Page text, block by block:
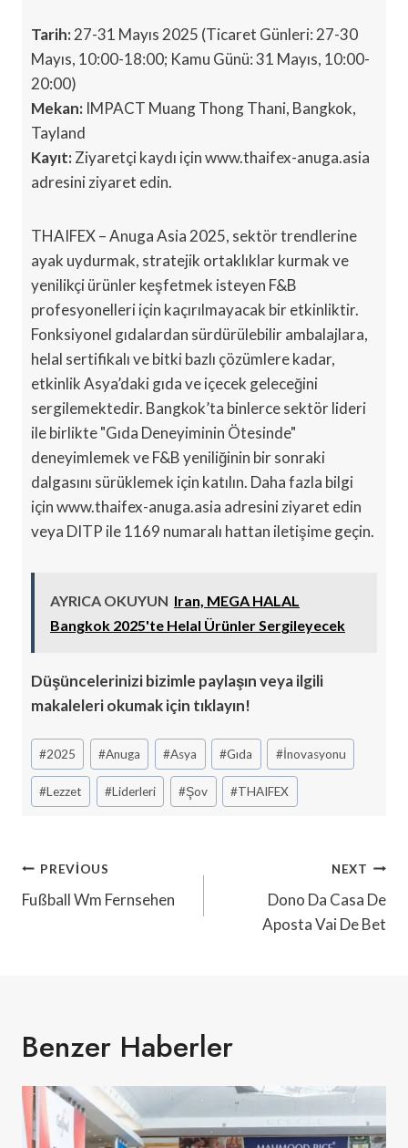
Tarih:27-31 Mayıs 2025 (Ticaret Günleri: 27-30
Mayıs, 10:00-18:00; Kamu Günü: 31 Mayıs, 10:00-
20:00)
Mekan: IMPACT Muang Thong Thani, Bangkok,
Tayland
Kayıt:Ziyaretçi kaydı için www.thaifex-anuga.asia
adresini ziyaret edin.
THAIFEX – Anuga Asia 2025, sektör trendlerine
ayak uydurmak, stratejik ortaklıklar kurmak ve
yenilikçi ürünler keşfetmek isteyen F&B
profesyonelleri için kaçırılmayacak bir etkinliktir.
Fonksiyonel gıdalardan sürdürülebilir ambalajlara,
helal sertifikalı ve bitki bazlı çözümlere kadar,
etkinlik Asya’daki gıda ve içecek geleceğini
sergilemektedir. Bangkok’ta binlerce sektör lideri
ile birlikte "Gıda Deneyiminin Ötesinde"
deneyimlemek ve F&B yeniliğinin bir sonraki
dalgasını sürüklemek için katılın. Daha fazla bilgi
için www.thaifex-anuga.asia adresini ziyaret edin
veya DITP ile 1169 numaralı hattan iletişime geçin.
AYRICA OKUYUN Iran, MEGA HALAL
Bangkok 2025'te Helal Ürünler Sergileyecek
Düşüncelerinizi bizimle paylaşın veya ilgili
makaleleri okumak için tıklayın!
Post
Tags:
#2025 #Anuga #Asya #Gıda #İnovasyonu
#Lezzet #Liderleri #Şov #THAIFEX
Yazı
Gezinmesi
PREVIOUS
Fußball Wm Fernsehen
NEXT
Dono Da Casa De
Aposta Vai De Bet
Benzer Haberler